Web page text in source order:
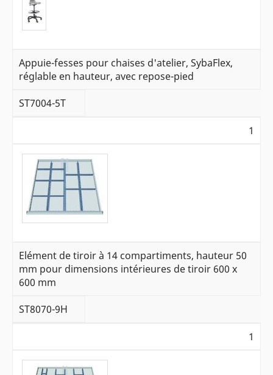
Appuie-fesses pour chaises d'atelier, SybaFlex,
réglable en hauteur, avec repose-pied
ST7004-5T
1
Elément de tiroir à 14 compartiments, hauteur 50
mm pour dimensions intérieures de tiroir 600 x
600 mm
ST8070-9H
1